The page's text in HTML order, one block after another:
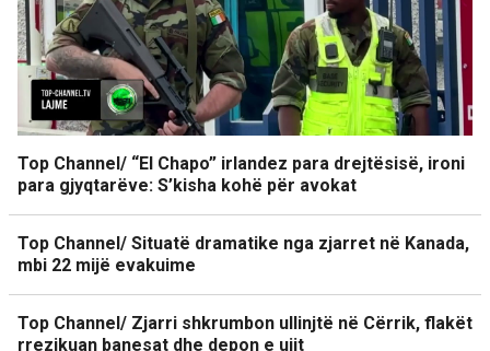
Top Channel/ “El Chapo” irlandez para drejtësisë, ironi
para gjyqtarëve: S’kisha kohë për avokat
Top Channel/ Situatë dramatike nga zjarret në Kanada,
mbi 22 mijë evakuime
Top Channel/ Zjarri shkrumbon ullinjtë në Cërrik, flakët
rrezikuan banesat dhe depon e ujit